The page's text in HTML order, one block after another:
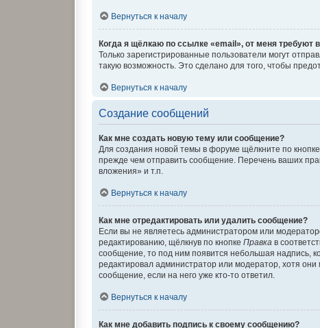
Вернуться к началу
Когда я щёлкаю по ссылке «email», от меня требуют
Только зарегистрированные пользователи могут
такую возможность. Это сделано для того, чтобы
Вернуться к началу
Создание сообщений
Как мне создать новую тему или сообщение?
Для создания новой темы в форуме щёлкните по
прежде чем отправить сообщение. Перечень ваших
вложения» и т.п.
Вернуться к началу
Как мне отредактировать или удалить сообщение?
Если вы не являетесь администратором или
редактированию, щёлкнув по кнопкеПравка в
сообщение, то под ним появится небольшая надпись,
редактировал администратор или модератор, хотя
сообщение, если на него уже кто-то ответил.
Вернуться к началу
Как мне добавить подпись к своему сообщению?